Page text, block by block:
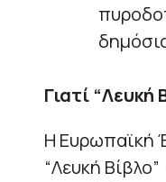
Γιατί “Λευκή
Η Ευρωπαϊκή
“Λευκή